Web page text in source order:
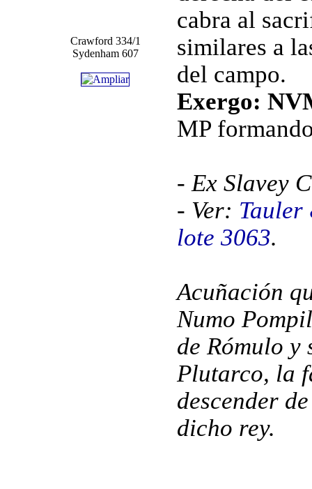
Crawford 334/1
Sydenham 607
cabra al
similares a
del campo.
Exergo:
MP
- Ex Slavey
- Ver: Tauler
lote 3063.
Acuñación
Numo
de Rómulo y
Plutarco, la
descender
dicho rey.